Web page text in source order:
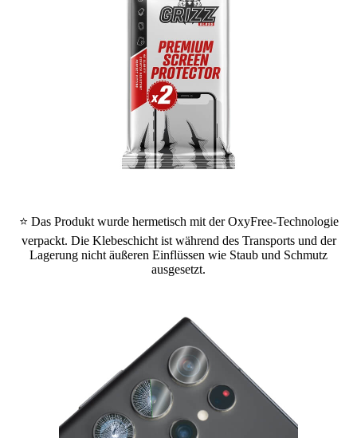
⭐ Das Produkt wurde hermetisch mit der OxyFree-Technologie
verpackt. Die Klebeschicht ist während des Transports und der
Lagerung nicht äußeren Einflüssen wie Staub und Schmutz
ausgesetzt.